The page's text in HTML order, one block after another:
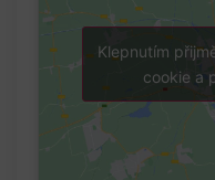
Klepnutím
cookie a